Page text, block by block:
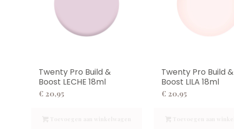
Twenty Pro Build &
Boost LECHE 18ml
€ 20,95
Twenty Pro Build &
Boost LILA 18ml
€ 20,95